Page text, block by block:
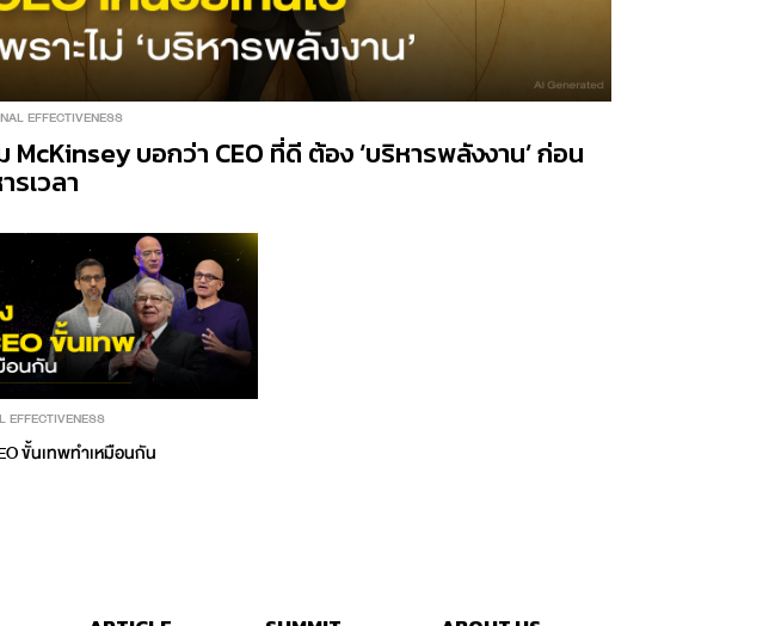
EFFECTIVENESS
McKinsey บอกว่า CEO ที่ดี ต้อง ‘บริหารพลังงาน’ ก่อน
รเวลา
EFFECTIVENESS
ขั้นเทพทำเหมือนกัน